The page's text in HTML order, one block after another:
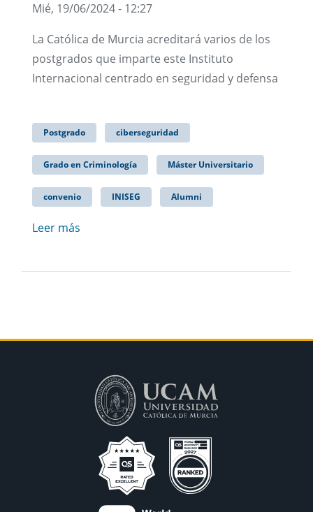
Mié, 19/06/2024 - 12:27
La Católica de Murcia acreditará varios de los
postgrados que imparte este Instituto
Internacional centrado en seguridad y defensa
Postgrado ciberseguridad
Grado en Criminología Máster Universitario
convenio INISEG Alumni
Leer más